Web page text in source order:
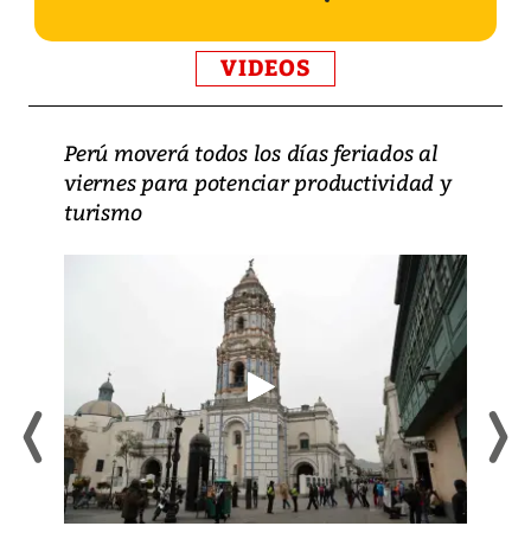
VIDEOS
Perú moverá todos los días feriados al
viernes para potenciar productividad y
turismo